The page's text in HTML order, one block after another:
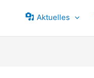
Aktuelles